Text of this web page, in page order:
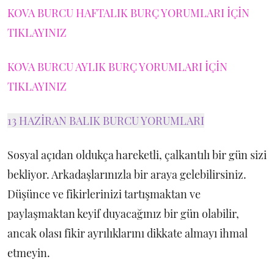
KOVA BURCU HAFTALIK BURÇ YORUMLARI İÇİN
TIKLAYINIZ
KOVA BURCU AYLIK BURÇ YORUMLARI İÇİN
TIKLAYINIZ
13 HAZİRAN BALIK BURCU YORUMLARI
Sosyal açıdan oldukça hareketli, çalkantılı bir gün sizi
bekliyor. Arkadaşlarınızla bir araya gelebilirsiniz.
Düşünce ve fikirlerinizi tartışmaktan ve
paylaşmaktan keyif duyacağınız bir gün olabilir,
ancak olası fikir ayrılıklarını dikkate almayı ihmal
etmeyin.